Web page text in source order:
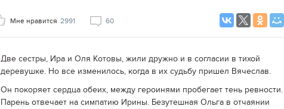
Мне нравится 2991 60
Две сестры, Ира и Оля Котовы, жили дружно и в согласии в тихой
деревушке. Но все изменилось, когда в их судьбу пришел Вячеслав.
Он покоряет сердца обеих, между героинями пробегает тень ревности.
Парень отвечает на симпатию Ирины. Безутешная Ольга в отчаянии